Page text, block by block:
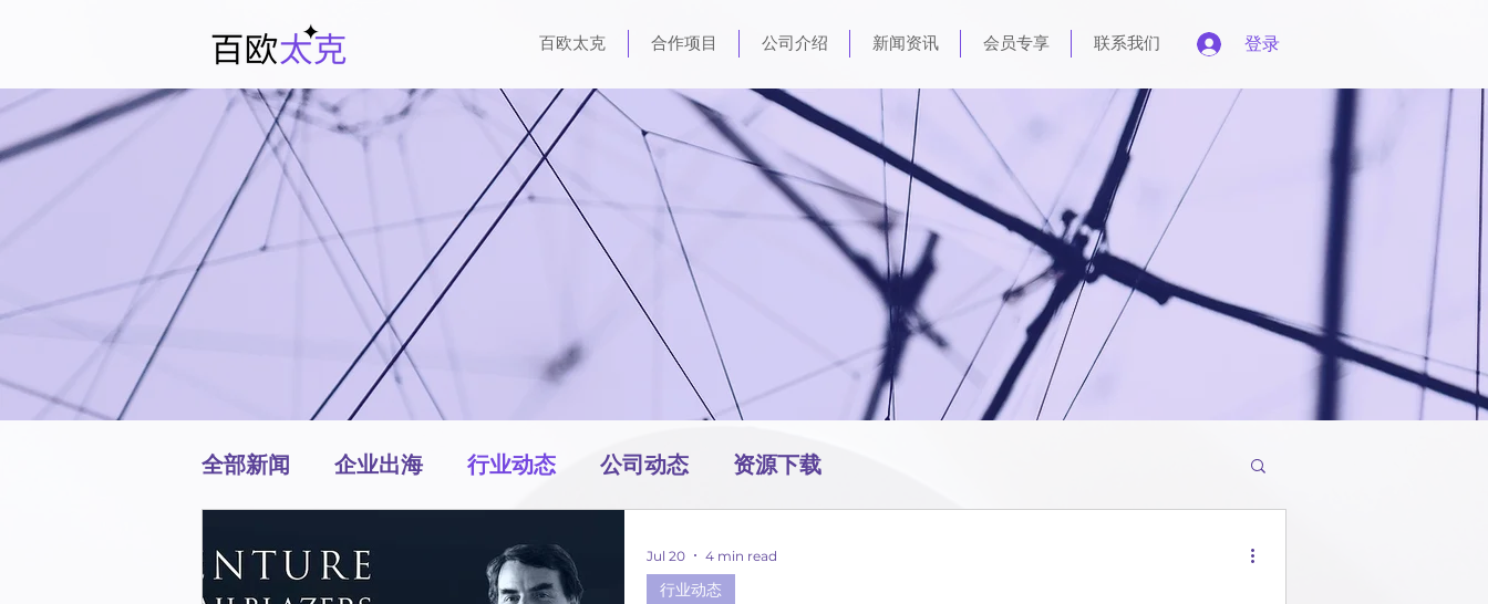
百欧太克 合作项目 公司介绍 新闻资讯 会员专享 联系我们 登录
全部新闻 企业出海 行业动态 公司动态 资源下载
行业动态
Jul 20 4 min read